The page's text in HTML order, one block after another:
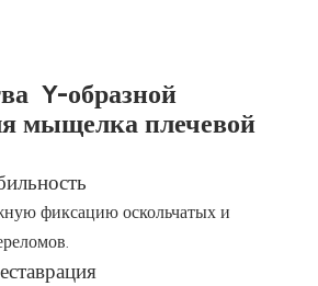
Y-образной
мыщелка плечевой
фиксацию оскольчатых и